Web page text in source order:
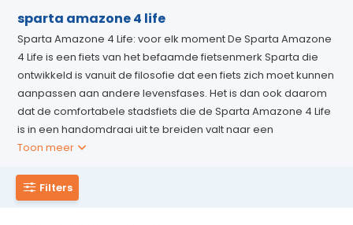
sparta amazone 4 life
Sparta Amazone 4 Life: voor elk moment De Sparta Amazone
4 Life is een fiets van het befaamde fietsenmerk Sparta die
ontwikkeld is vanuit de filosofie dat een fiets zich moet kunnen
aanpassen aan andere levensfases. Het is dan ook daarom
dat de comfortabele stadsfiets die de Sparta Amazone 4 Life
is in een handomdraai uit te breiden valt naar een
Toon meer
Filters